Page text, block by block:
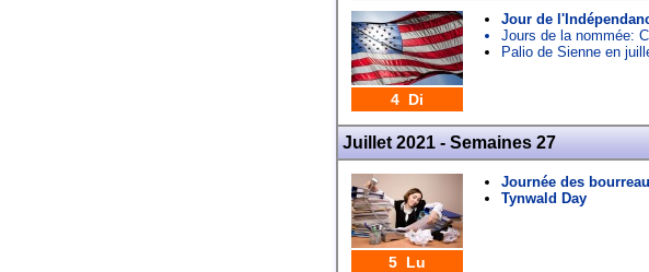
4 Di
Jour de
Jours de la nommée:
Palio de Sienne en
Juillet 2021 - Semaines 27
5 Lu
Journée des
Tynwald Day